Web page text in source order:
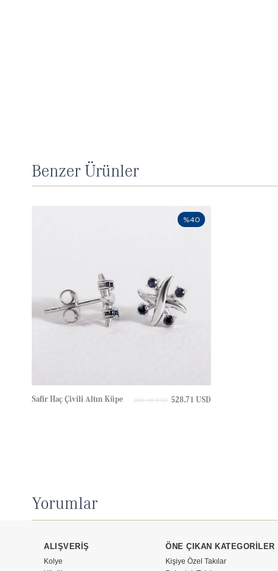
Benzer Ürünler
Safir Haç Çivili Altın Küpe 528.71 USD
881.18 USD
%40
Yorumlar
ALIŞVERİŞ
Kolye
ÖNE ÇIKAN KATEGORİLER
Kişiye Özel Takılar